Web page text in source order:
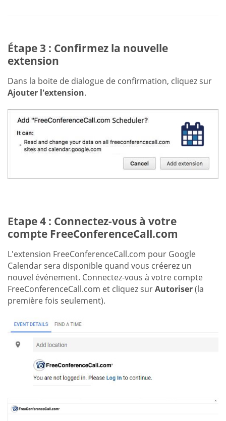
Étape 3 : Confirmez la nouvelle
extension
Dans la boite de dialogue de confirmation, cliquez sur
Ajouter l'extension.
Etape 4 : Connectez-vous à votre
compte FreeConferenceCall.com
L'extension FreeConferenceCall.com pour Google
Calendar sera disponible quand vous créerez un
nouvel événement. Connectez-vous à votre compte
FreeConferenceCall.com et cliquez surAutoriser(la
première fois seulement).